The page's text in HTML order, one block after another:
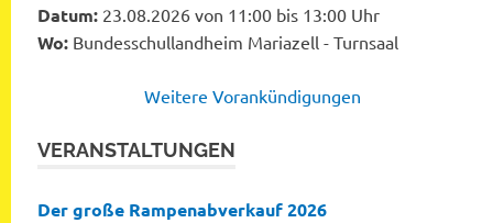
Datum: 23.08.2026 von 11:00 bis 13:00 Uhr
Wo: Bundesschullandheim Mariazell - Turnsaal
Weitere Vorankündigungen
VERANSTALTUNGEN
Der große Rampenabverkauf 2026